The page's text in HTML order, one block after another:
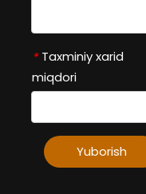
* Taxminiy xarid
miqdori
Yuborish